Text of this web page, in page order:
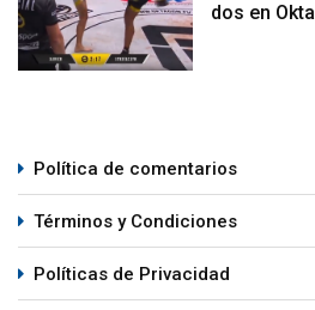
dos en
Política de comentarios
Términos y Condiciones
Políticas de Privacidad